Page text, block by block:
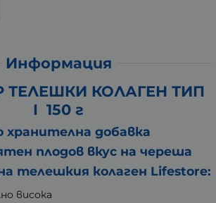
Информация
ТЕЛЕШКИ КОЛАГЕН ТИП
I 150 г
хранителна добавка
плодов вкус на череша
телешкия колаген Lifestore:
висока